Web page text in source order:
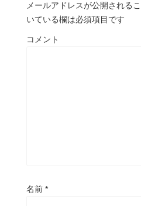
メールアドレスが公開される
いている欄は必須項目です
コメント
名前 *